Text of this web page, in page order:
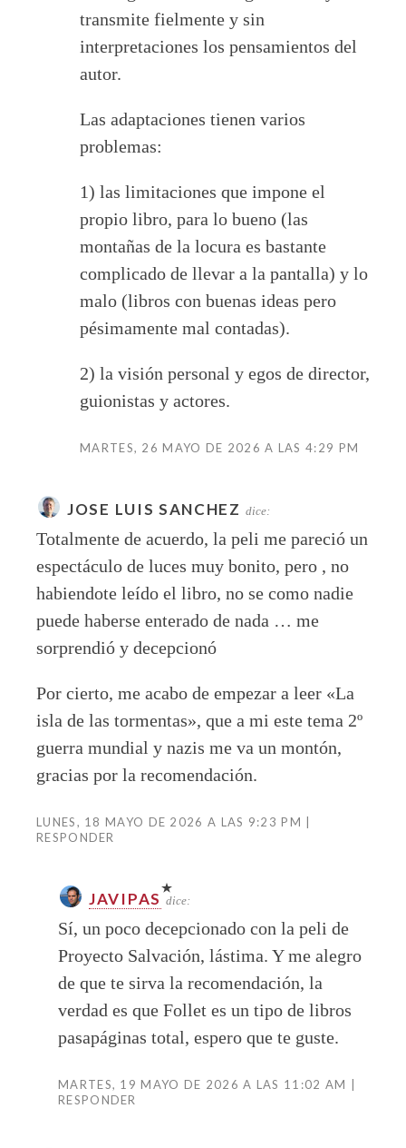
transmite fielmente y sin
interpretaciones los pensamientos del
autor.
Las adaptaciones tienen varios
problemas:
1) las limitaciones que impone el
propio libro, para lo bueno (las
montañas de la locura es bastante
complicado de llevar a la pantalla) y lo
malo (libros con buenas ideas pero
pésimamente mal contadas).
2) la visión personal y egos de director,
guionistas y actores.
MARTES, 26 MAYO DE 2026 A LAS 4:29 PM
JOSE LUIS SANCHEZ dice:
Totalmente de acuerdo, la peli me pareció un
espectáculo de luces muy bonito, pero , no
habiendote leído el libro, no se como nadie
puede haberse enterado de nada … me
sorprendió y decepcionó
Por cierto, me acabo de empezar a leer «La
isla de las tormentas», que a mi este tema 2º
guerra mundial y nazis me va un montón,
gracias por la recomendación.
LUNES, 18 MAYO DE 2026 A LAS 9:23 PM
RESPONDER
JAVIPAS dice:
Sí, un poco decepcionado con la peli de
Proyecto Salvación, lástima. Y me alegro
de que te sirva la recomendación, la
verdad es que Follet es un tipo de libros
pasapáginas total, espero que te guste.
MARTES, 19 MAYO DE 2026 A LAS 11:02 AM
RESPONDER